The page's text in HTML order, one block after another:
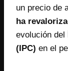
un precio de
ha
evolución del
(IPC) en el